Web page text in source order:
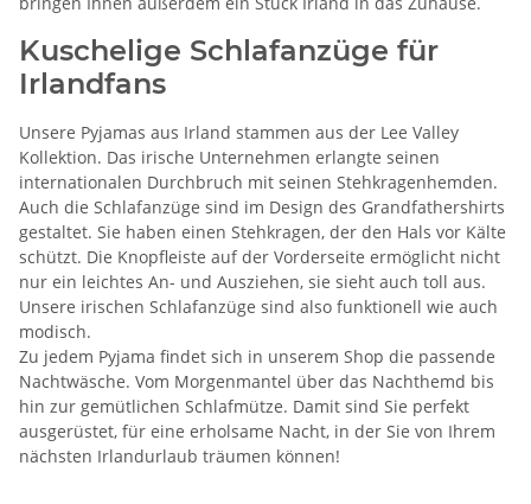
Kuschelige Schlafanzüge für
Irlandfans
Unsere Pyjamas aus Irland stammen aus der Lee Valley
Kollektion. Das irische Unternehmen erlangte seinen
internationalen Durchbruch mit seinen Stehkragenhemden.
Auch die Schlafanzüge sind im Design des Grandfathershirts
gestaltet. Sie haben einen Stehkragen, der den Hals vor Kälte
schützt. Die Knopfleiste auf der Vorderseite ermöglicht nicht
nur ein leichtes An- und Ausziehen, sie sieht auch toll aus.
Unsere irischen Schlafanzüge sind also funktionell wie auch
modisch.
Zu jedem Pyjama findet sich in unserem Shop die passende
Nachtwäsche. Vom Morgenmantel über das Nachthemd bis
hin zur gemütlichen Schlafmütze. Damit sind Sie perfekt
ausgerüstet, für eine erholsame Nacht, in der Sie von Ihrem
nächsten Irlandurlaub träumen können!